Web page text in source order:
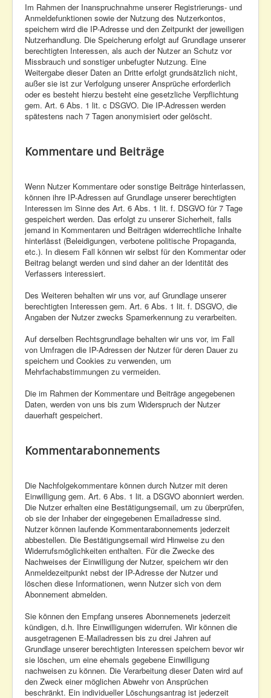
Im Rahmen der Inanspruchnahme unserer Registrierungs- und
Anmeldefunktionen sowie der Nutzung des Nutzerkontos,
speichern wird die IP-Adresse und den Zeitpunkt der jeweiligen
Nutzerhandlung. Die Speicherung erfolgt auf Grundlage unserer
berechtigten Interessen, als auch der Nutzer an Schutz vor
Missbrauch und sonstiger unbefugter Nutzung. Eine
Weitergabe dieser Daten an Dritte erfolgt grundsätzlich nicht,
außer sie ist zur Verfolgung unserer Ansprüche erforderlich
oder es besteht hierzu besteht eine gesetzliche Verpflichtung
gem. Art. 6 Abs. 1 lit. c DSGVO. Die IP-Adressen werden
spätestens nach 7 Tagen anonymisiert oder gelöscht.
Kommentare und Beiträge
Wenn Nutzer Kommentare oder sonstige Beiträge hinterlassen,
können ihre IP-Adressen auf Grundlage unserer berechtigten
Interessen im Sinne des Art. 6 Abs. 1 lit. f. DSGVO für 7 Tage
gespeichert werden. Das erfolgt zu unserer Sicherheit, falls
jemand in Kommentaren und Beiträgen widerrechtliche Inhalte
hinterlässt (Beleidigungen, verbotene politische Propaganda,
etc.). In diesem Fall können wir selbst für den Kommentar oder
Beitrag belangt werden und sind daher an der Identität des
Verfassers interessiert.
Des Weiteren behalten wir uns vor, auf Grundlage unserer
berechtigten Interessen gem. Art. 6 Abs. 1 lit. f. DSGVO, die
Angaben der Nutzer zwecks Spamerkennung zu verarbeiten.
Auf derselben Rechtsgrundlage behalten wir uns vor, im Fall
von Umfragen die IP-Adressen der Nutzer für deren Dauer zu
speichern und Cookies zu verwenden, um
Mehrfachabstimmungen zu vermeiden.
Die im Rahmen der Kommentare und Beiträge angegebenen
Daten, werden von uns bis zum Widerspruch der Nutzer
dauerhaft gespeichert.
Kommentarabonnements
Die Nachfolgekommentare können durch Nutzer mit deren
Einwilligung gem. Art. 6 Abs. 1 lit. a DSGVO abonniert werden.
Die Nutzer erhalten eine Bestätigungsemail, um zu überprüfen,
ob sie der Inhaber der eingegebenen Emailadresse sind.
Nutzer können laufende Kommentarabonnements jederzeit
abbestellen. Die Bestätigungsemail wird Hinweise zu den
Widerrufsmöglichkeiten enthalten. Für die Zwecke des
Nachweises der Einwilligung der Nutzer, speichern wir den
Anmeldezeitpunkt nebst der IP-Adresse der Nutzer und
löschen diese Informationen, wenn Nutzer sich von dem
Abonnement abmelden.
Sie können den Empfang unseres Abonnemenets jederzeit
kündigen, d.h. Ihre Einwilligungen widerrufen. Wir können die
ausgetragenen E-Mailadressen bis zu drei Jahren auf
Grundlage unserer berechtigten Interessen speichern bevor wir
sie löschen, um eine ehemals gegebene Einwilligung
nachweisen zu können. Die Verarbeitung dieser Daten wird auf
den Zweck einer möglichen Abwehr von Ansprüchen
beschränkt. Ein individueller Löschungsantrag ist jederzeit